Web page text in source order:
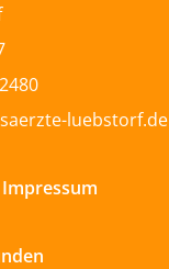
luebstorf.de
Impressum